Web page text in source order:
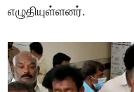
எழுதியுள்ளனர்.